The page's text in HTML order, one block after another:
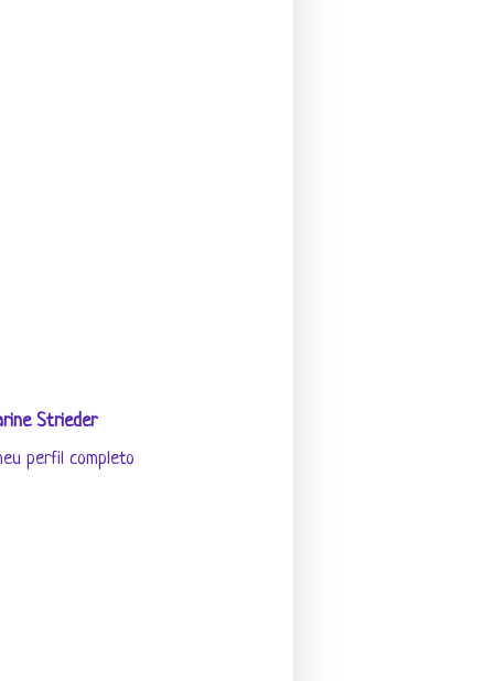
Strieder
perfil completo